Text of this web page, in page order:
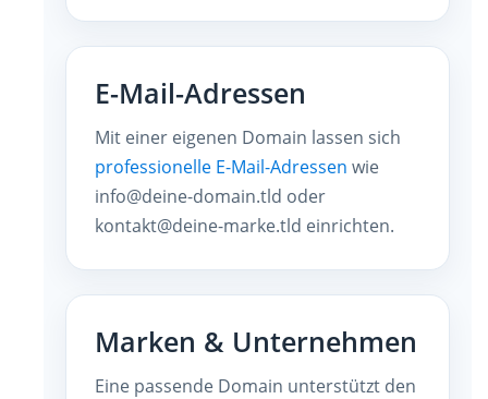
E-Mail-Adressen
Mit einer eigenen Domain lassen sich
professionelle E-Mail-Adressen wie
info@deine-domain.tld oder
kontakt@deine-marke.tld einrichten.
Marken & Unternehmen
Eine passende Domain unterstützt den